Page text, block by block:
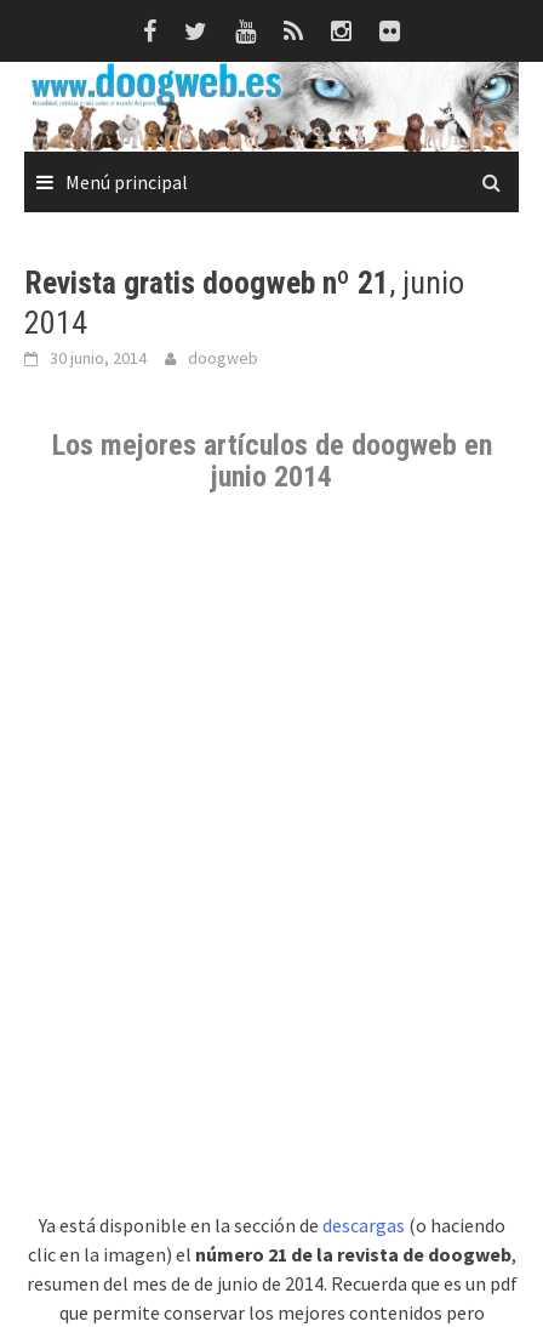
Menú principal
Revista gratis doogweb nº 21 , junio
2014
30 junio, 2014 doogweb
Los mejores artículos de doogweb en
junio 2014
Ya está disponible en la sección de descargas (o haciendo
clic en la imagen) el número 21 de la revista de doogweb,
resumen del mes de de junio de 2014. Recuerda que es un pdf
que permite conservar los mejores contenidos pero